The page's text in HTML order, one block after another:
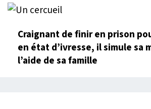
Craignant de finir en prison
en état d’ivresse, il simule sa
l’aide de sa famille